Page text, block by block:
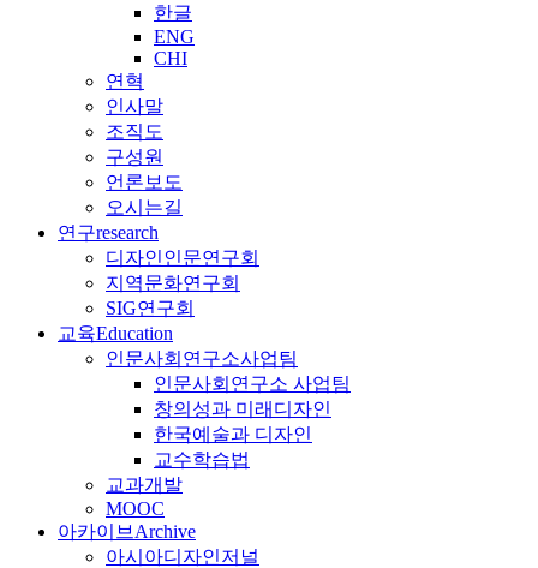
한글
ENG
CHI
연혁
인사말
조직도
구성원
언론보도
오시는길
연구research
디자인인문연구회
지역문화연구회
SIG연구회
교육Education
인문사회연구소사업팀
인문사회연구소 사업팀
창의성과 미래디자인
한국예술과 디자인
교수학습법
교과개발
MOOC
아카이브 Archive
아시아디자인저널